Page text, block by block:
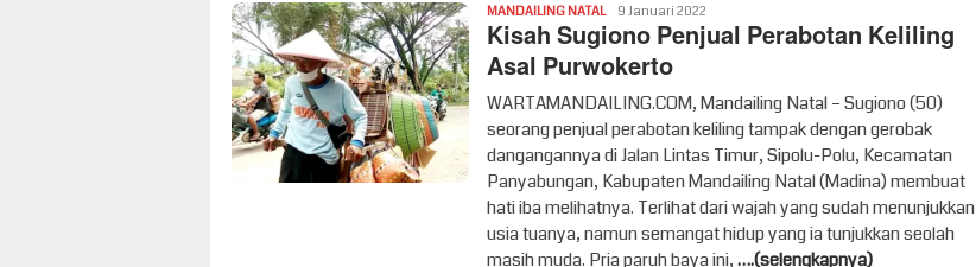
MANDAILING NATALRedaksi
9 Januari 2022
Kisah Sugiono Penjual Perabotan Keliling
Asal Purwokerto
WARTAMANDAILING.COM, Mandailing Natal – Sugiono (50)
seorang penjual perabotan keliling tampak dengan gerobak
dangangannya di Jalan Lintas Timur, Sipolu-Polu, Kecamatan
Panyabungan, Kabupaten Mandailing Natal (Madina) membuat
hati iba melihatnya. Terlihat dari wajah yang sudah menunjukkan
usia tuanya, namun semangat hidup yang ia tunjukkan seolah
masih muda. Pria paruh baya ini,….(selengkapnya)